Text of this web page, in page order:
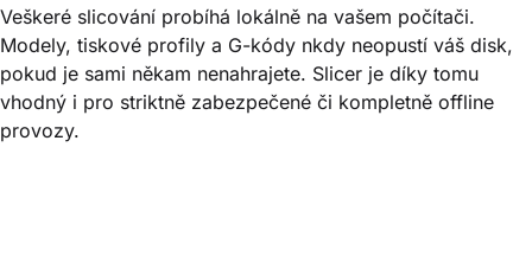
Veškeré slicování probíhá lokálně na vašem počítači.
Modely, tiskové profily a G-kódy nkdy neopustí váš disk,
pokud je sami někam nenahrajete. Slicer je díky tomu
vhodný i pro striktně zabezpečené či kompletně offline
provozy.